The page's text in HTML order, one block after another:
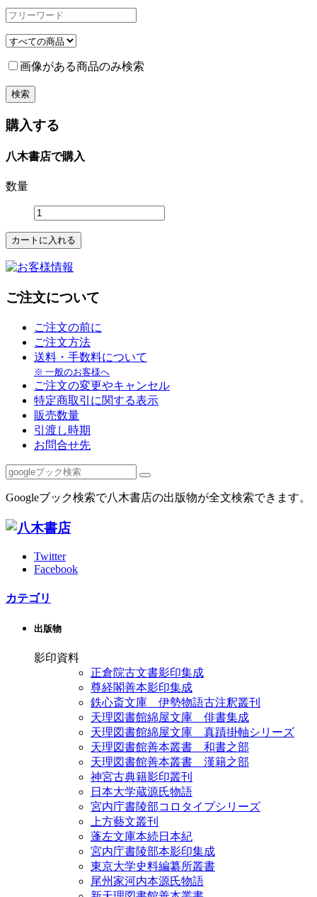
画像がある商品のみ検索
購入する
八木書店で購入
数量
ご注文について
ご注文の前に
ご注文方法
送料・手数料について
※ 一般のお客様へ
ご注文の変更やキャンセル
特定商取引に関する表示
販売数量
引渡し時期
お問合せ先
Googleブック検索で八木書店の出版物が全文検索できます。
Twitter
Facebook
カテゴリ
出版物
影印資料
正倉院古文書影印集成
尊経閣善本影印集成
鉄心斎文庫 伊勢物語古注釈叢刊
天理図書館綿屋文庫 俳書集成
天理図書館綿屋文庫 真蹟掛軸シリーズ
天理図書館善本叢書 和書之部
天理図書館善本叢書 漢籍之部
神宮古典籍影印叢刊
日本大学蔵源氏物語
宮内庁書陵部コロタイプシリーズ
上方藝文叢刊
蓬左文庫本続日本紀
宮内庁書陵部本影印集成
東京大学史料編纂所叢書
尾州家河内本源氏物語